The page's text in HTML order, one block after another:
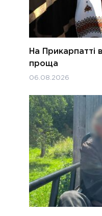
На Прикарпатті
проща
06.08.2026